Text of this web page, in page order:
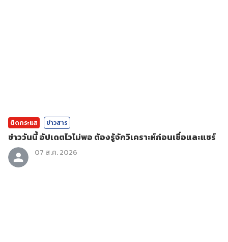
ติดกระแส ข่าวสาร
ข่าววันนี้ อัปเดตไวไม่พอ ต้องรู้จักวิเคราะห์ก่อนเชื่อและแชร์
07 ส.ค. 2026